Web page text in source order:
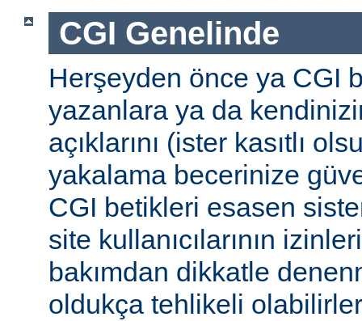
CGI Genelinde
Herşeyden önce ya CGI
yazanlara ya da
açıklarını (ister kasıtlı
yakalama becerinize
CGI betikleri esasen
site kullanıcılarının
bakımdan dikkatle
oldukça tehlikeli